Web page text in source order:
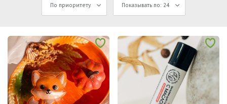
По приоритету Показывать по: 24